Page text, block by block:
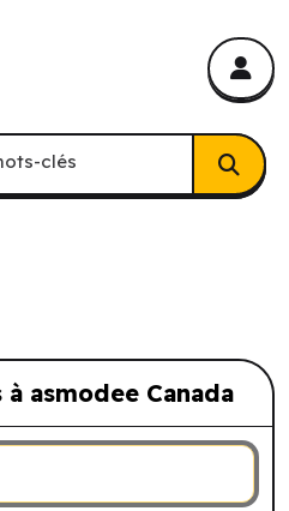
mots-clés
clés
asmodee Canada
Canada